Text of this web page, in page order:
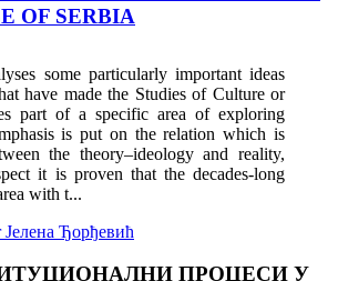
OF SERBIA
some particularly important ideas
have made the Studies of Culture or
part of a specific area of exploring
is put on the relation which is
the theory–ideology and reality,
it is proven that the decades-long
with t...
Јелена Ђорђевић
ПРОЦЕСИ У